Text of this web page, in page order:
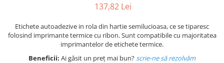
Separatoare carton si coltare137,82 Lei
Etichete autoadezive in rola din hartie semilucioasa, ce se tiparesc
folosind imprimante termice cu ribon. Sunt compatibile cu majoritatea
imprimantelor de etichete termice.
Beneficii: Ai găsit un preț mai bun?scrie-ne să rezolvăm